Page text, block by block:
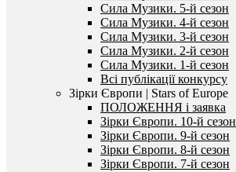
Сила Музики. 5-й сезон
Сила Музики. 4-й сезон
Сила Музики. 3-й сезон
Сила Музики. 2-й сезон
Сила Музики. 1-й сезон
Всі публікації конкурсу
Зірки Європи | Stars of Europe
ПОЛОЖЕННЯ і заявка
Зірки Європи. 10-й сезон
Зірки Європи. 9-й сезон
Зірки Європи. 8-й сезон
Зірки Європи. 7-й сезон